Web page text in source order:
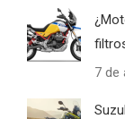
7 de